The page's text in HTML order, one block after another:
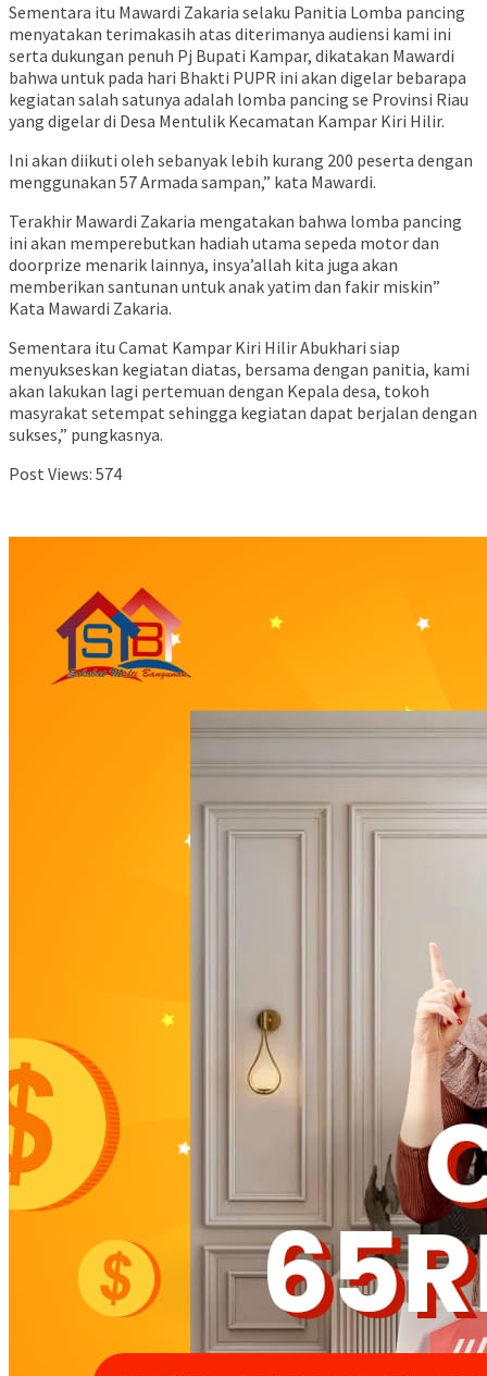
Sementara itu Mawardi Zakaria selaku Panitia Lomba pancing
menyatakan terimakasih atas diterimanya audiensi kami ini
serta dukungan penuh Pj Bupati Kampar, dikatakan Mawardi
bahwa untuk pada hari Bhakti PUPR ini akan digelar bebarapa
kegiatan salah satunya adalah lomba pancing se Provinsi Riau
yang digelar di Desa Mentulik Kecamatan Kampar Kiri Hilir.
Ini akan diikuti oleh sebanyak lebih kurang 200 peserta dengan
menggunakan 57 Armada sampan,” kata Mawardi.
Terakhir Mawardi Zakaria mengatakan bahwa lomba pancing
ini akan memperebutkan hadiah utama sepeda motor dan
doorprize menarik lainnya, insya’allah kita juga akan
memberikan santunan untuk anak yatim dan fakir miskin”
Kata Mawardi Zakaria.
Sementara itu Camat Kampar Kiri Hilir Abukhari siap
menyukseskan kegiatan diatas, bersama dengan panitia, kami
akan lakukan lagi pertemuan dengan Kepala desa, tokoh
masyrakat setempat sehingga kegiatan dapat berjalan dengan
sukses,” pungkasnya.
Post Views: 574